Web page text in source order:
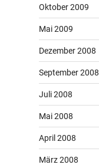
Oktober 2009
Mai 2009
Dezember 2008
September 2008
Juli 2008
Mai 2008
April 2008
März 2008